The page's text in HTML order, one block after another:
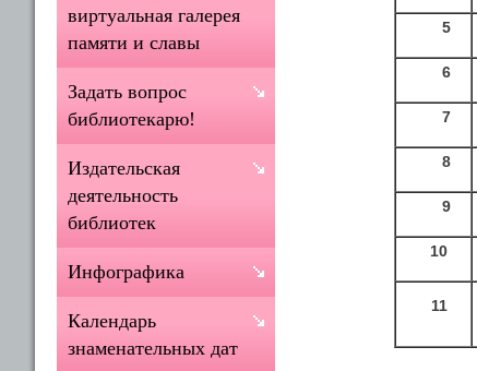
5
6
7
8
9
10
11
виртуальная галерея
памяти и славы
Задать вопрос
библиотекарю!
Издательская
деятельность
библиотек
Инфографика
Календарь
знаменательных дат